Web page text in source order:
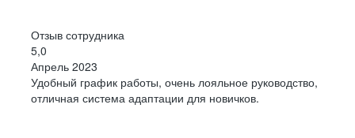
Отзыв сотрудника
5,0
Апрель 2023
Удобный график работы, очень лояльное руководство,
отличная система адаптации для новичков.